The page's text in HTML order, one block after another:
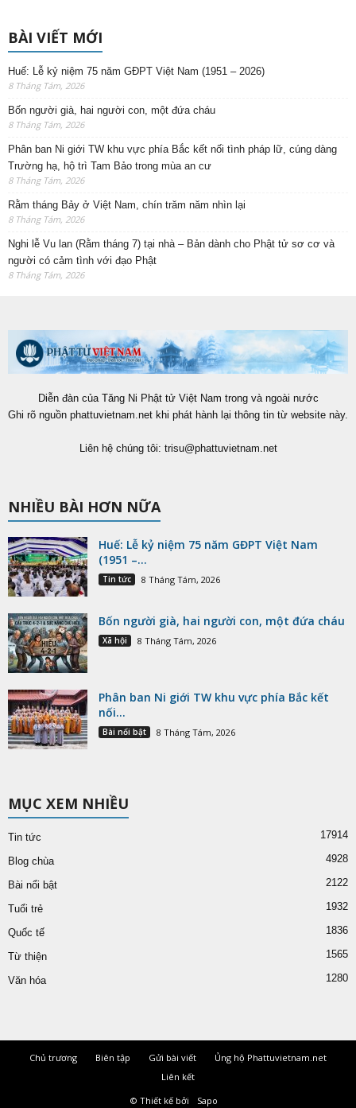
BÀI VIẾT MỚI
Huế: Lễ kỷ niệm 75 năm GĐPT Việt Nam (1951 – 2026)
8 Tháng Tám, 2026
Bốn người già, hai người con, một đứa cháu
8 Tháng Tám, 2026
Phân ban Ni giới TW khu vực phía Bắc kết nối tình pháp lữ, cúng dàng
Trường hạ, hộ trì Tam Bảo trong mùa an cư
8 Tháng Tám, 2026
Rằm tháng Bảy ở Việt Nam, chín trăm năm nhìn lại
8 Tháng Tám, 2026
Nghi lễ Vu lan (Rằm tháng 7) tại nhà – Bản dành cho Phật tử sơ cơ và
người có cảm tình với đạo Phật
8 Tháng Tám, 2026
Diễn đàn của Tăng Ni Phật tử Việt Nam trong và ngoài nước
Ghi rõ nguồn phattuvietnam.net khi phát hành lại thông tin từ website này.
Liên hệ chúng tôi: trisu@phattuvietnam.net
NHIỀU BÀI HƠN NỮA
Huế: Lễ kỷ niệm 75 năm GĐPT Việt Nam
(1951 –...
Tin tức 8 Tháng Tám, 2026
Bốn người già, hai người con, một đứa cháu
Xã hội 8 Tháng Tám, 2026
Phân ban Ni giới TW khu vực phía Bắc kết
nối...
Bài nổi bật 8 Tháng Tám, 2026
MỤC XEM NHIỀU
Tin tức 17914
Blog chùa 4928
Bài nổi bật 2122
Tuổi trẻ 1932
Quốc tế 1836
Từ thiện 1565
Văn hóa 1280
Chủ trương Biên tập Gửi bài viết
Ủng hộ Phattuvietnam.net
Liên kết
© Thiết kế bởi
Sapo